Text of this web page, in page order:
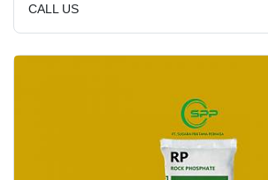
CALL US